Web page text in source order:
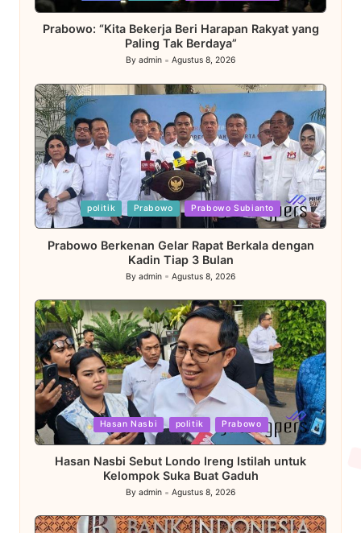
in
Prabowo: “Kita Bekerja Beri Harapan Rakyat yang
Paling Tak Berdaya”
Posted
By admin Agustus 8, 2026
Posted
in
politik Prabowo Prabowo Subianto
Prabowo Berkenan Gelar Rapat Berkala dengan
Kadin Tiap 3 Bulan
Posted
by
By admin Agustus 8, 2026
Posted
in
Hasan Nasbi politik Prabowo
Hasan Nasbi Sebut Londo Ireng Istilah untuk
Kelompok Suka Buat Gaduh
Posted
by
By admin Agustus 8, 2026